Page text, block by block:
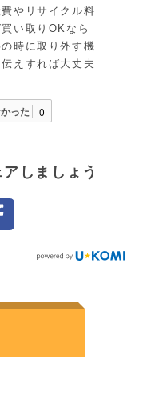
やリサイクル料
い取りOKなら
時に取り外す機
えすれば大丈夫
った 0
しましょう